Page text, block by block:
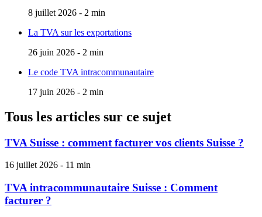
8 juillet 2026 - 2 min
La TVA sur les exportations
26 juin 2026 - 2 min
Le code TVA intracommunautaire
17 juin 2026 - 2 min
Tous les articles sur ce sujet
TVA Suisse : comment facturer vos clients Suisse ?
16 juillet 2026 - 11 min
TVA intracommunautaire Suisse : Comment
facturer ?